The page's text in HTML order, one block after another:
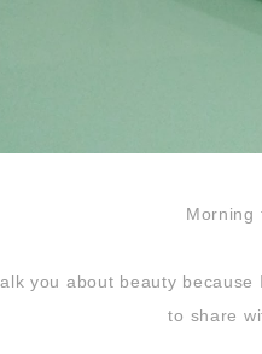
Morning
you about beauty
to share